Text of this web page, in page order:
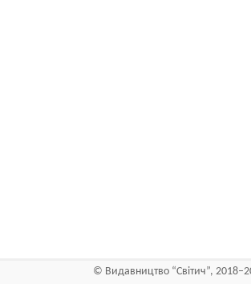
© Видавництво “Світич”,